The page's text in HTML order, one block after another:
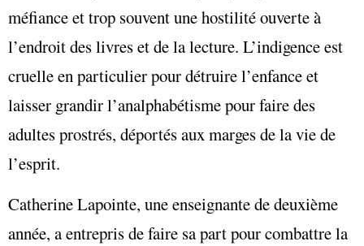
méfiance et trop souvent une hostilité ouverte à
l’endroit des livres et de la lecture. L’indigence est
cruelle en particulier pour détruire l’enfance et
laisser grandir l’analphabétisme pour faire des
adultes prostrés, déportés aux marges de la vie de
l’esprit.
Catherine Lapointe, une enseignante de deuxième
année, a entrepris de faire sa part pour combattre la